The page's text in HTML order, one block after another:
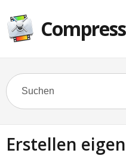
Erstellen